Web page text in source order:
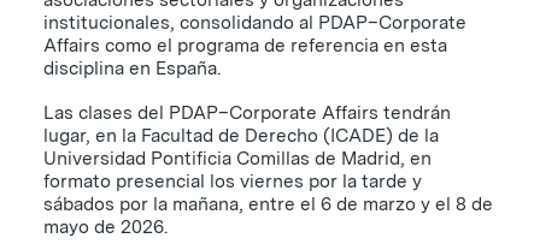
institucionales, consolidando al PDAP–Corporate
Affairs como el programa de referencia en esta
disciplina en España.
Las clases del PDAP–Corporate Affairs tendrán
lugar, en la Facultad de Derecho (ICADE) de la
Universidad Pontificia Comillas de Madrid, en
formato presencial los viernes por la tarde y
sábados por la mañana, entre el 6 de marzo y el 8 de
mayo de 2026.